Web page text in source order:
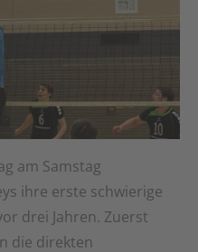
am Samstag
ihre erste schwierige
drei Jahren. Zuerst
die direkten